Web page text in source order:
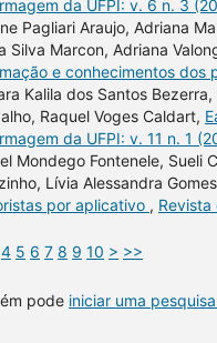
da UFPI: v. 6 n. 3
Pagliari Araujo, Adriana
Silva Marcon, Adriana
e conhecimentos dos
Kalila dos Santos
Raquel Voges Caldart,
da UFPI: v. 11 n. 1
Mondego Fontenele, Sueli
Lívia Alessandra
por aplicativo , Revista
4 5 6 7 8 9 10 > >>
pode iniciar uma